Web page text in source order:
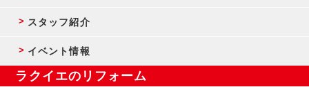
スタッフ紹介
イベント情報
ラクイエのリフォーム